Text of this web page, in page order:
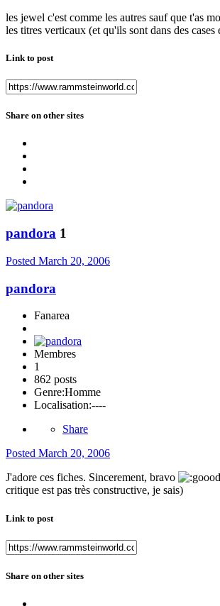
les jewel c'est comme les autres sauf que t'as
les titres verticaux (et qu'ils sont dans des cases
Link to post
Share on other sites
pandora 1
Posted March 20, 2006
pandora
Fanarea
Membres
1
862 posts
Genre:Homme
Localisation:----
Share
Posted March 20, 2006
J'adore ces fiches. Sincerement, bravo
critique est pas très constructive, je sais)
Link to post
Share on other sites